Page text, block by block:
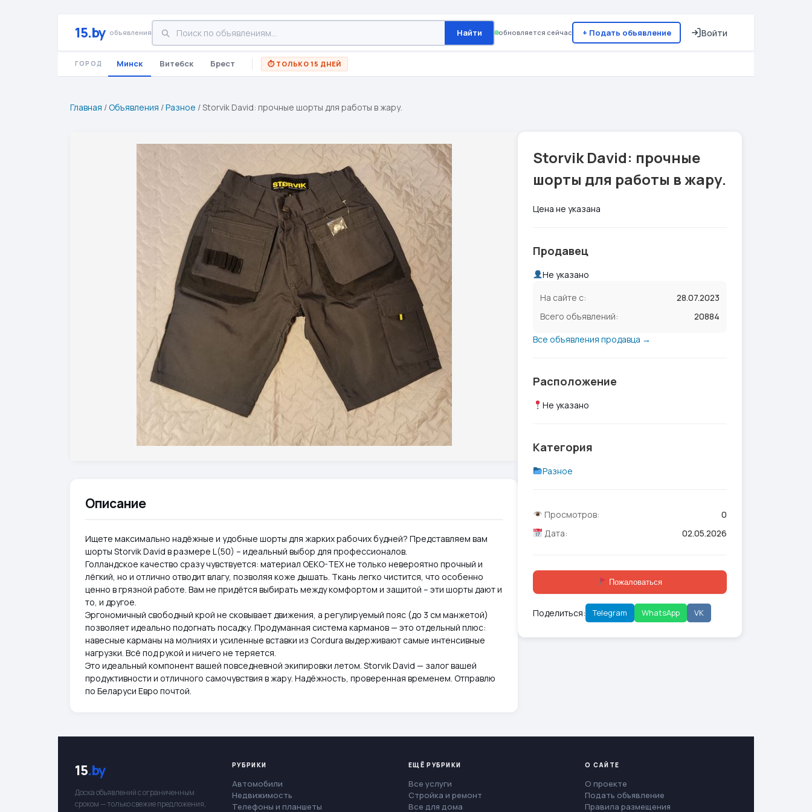
15.by объявления Найти обновляется сейчас + Подать объявление Войти
ГОРОД Минск Витебск Брест ⏱ ТОЛЬКО 15 ДНЕЙ
Главная /Объявления /Разное /Storvik David: прочные шорты для работы в жару.
Описание
Ищете максимально надёжные и удобные шорты для жарких рабочих будней? Представляем вам
шорты Storvik David в размере L(50) – идеальный выбор для профессионалов.
Голландское качество сразу чувствуется: материал OEKO-TEX не только невероятно прочный и
лёгкий, но и отлично отводит влагу, позволяя коже дышать. Ткань легко чистится, что особенно
ценно в грязной работе. Вам не придётся выбирать между комфортом и защитой – эти шорты дают и
то, и другое.
Эргономичный свободный крой не сковывает движения, а регулируемый пояс (до 3 см манжетой)
позволяет идеально подогнать посадку. Продуманная система карманов — это отдельный плюс:
навесные карманы на молниях и усиленные вставки из Cordura выдерживают самые интенсивные
нагрузки. Всё под рукой и ничего не теряется.
Это идеальный компонент вашей повседневной экипировки летом. Storvik David — залог вашей
продуктивности и отличного самочувствия в жару. Надёжность, проверенная временем. Отправлю
по Беларуси Евро почтой.
Storvik David: прочные
шорты для работы в жару.
Цена не указана
Продавец
Не указано
На сайте с:
28.07.2023
Всего объявлений:
20884
Все объявления продавца →
Расположение
Не указано
Категория
Разное
Просмотров:
0
Дата:
02.05.2026
Пожаловаться
Поделиться: Telegram WhatsApp VK
15.by
Доска объявлений с ограниченным
сроком — только свежие предложения,
РУБРИКИ
Автомобили
Недвижимость
Телефоны и планшеты
ЕЩЁ РУБРИКИ
Все услуги
Стройка и ремонт
Все для дома
О САЙТЕ
О проекте
Подать объявление
Правила размещения